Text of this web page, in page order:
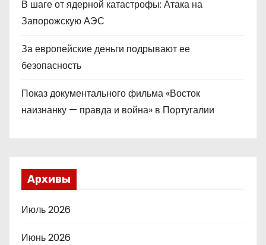
В шаге от ядерной катастрофы: Атака на
Запорожскую АЭС
За европейские деньги подрывают ее
безопасность
Показ документального фильма «Восток
наизнанку — правда и война» в Португалии
Архивы
Июль 2026
Июнь 2026